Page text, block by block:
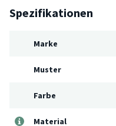
Spezifikationen
Marke
Muster
Farbe
Material